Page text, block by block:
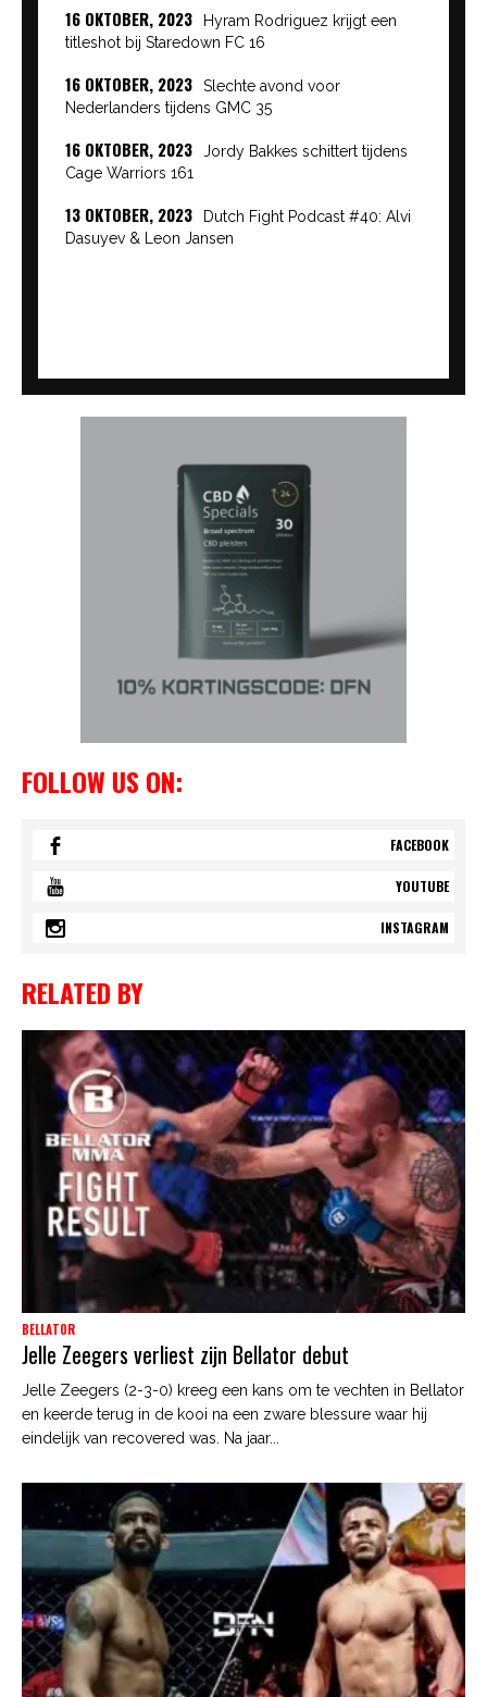
16 OKTOBER, 2023
Hyram Rodriguez krijgt een
titleshot bij Staredown FC 16
16 OKTOBER, 2023
Slechte avond voor
Nederlanders tijdens GMC 35
16 OKTOBER, 2023
Jordy Bakkes schittert tijdens
Cage Warriors 161
13 OKTOBER, 2023
Dutch Fight Podcast #40: Alvi
Dasuyev & Leon Jansen
FOLLOW US ON:
FACEBOOK
YOUTUBE
INSTAGRAM
RELATED BY
BELLATOR
Jelle Zeegers verliest zijn Bellator debut
Jelle Zeegers (2-3-0) kreeg een kans om te vechten in Bellator
en keerde terug in de kooi na een zware blessure waar hij
eindelijk van recovered was. Na jaar...